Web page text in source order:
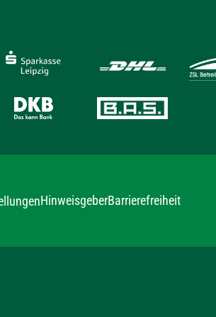
HinweisgeberBarrierefreiheit